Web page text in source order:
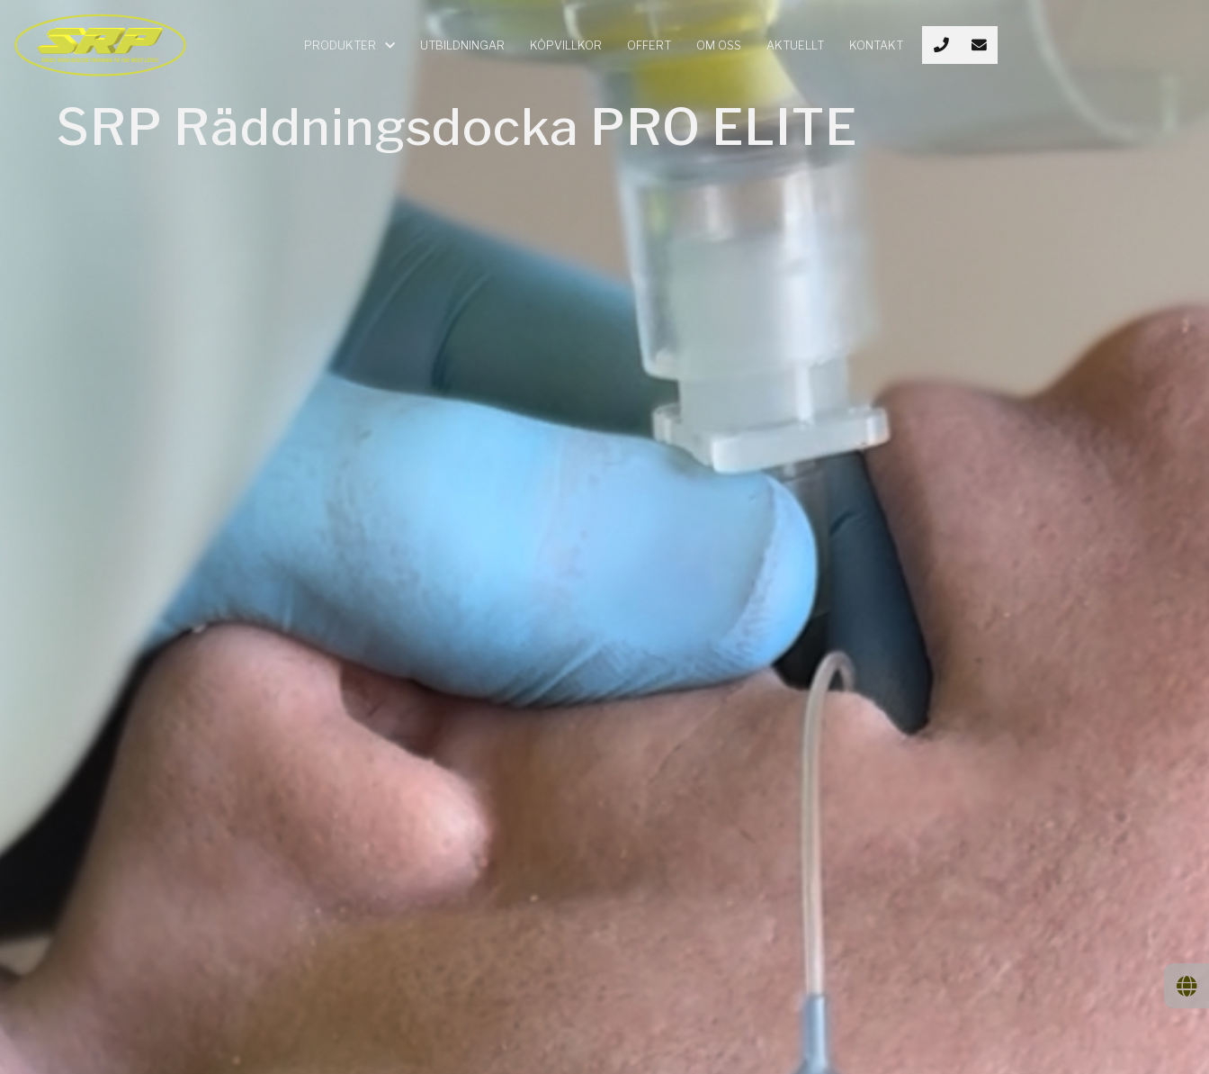
PRODUKTER UTBILDNINGAR KÖPVILLKOR OFFERT OM OSS AKTUELLT KONTAKT
SRP Räddningsdocka PRO ELITE